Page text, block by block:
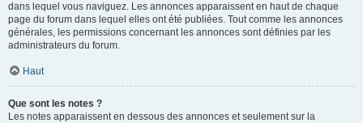
dans lequel vous naviguez. Les annonces apparaissent en haut de chaque
page du forum dans lequel elles ont été publiées. Tout comme les annonces
générales, les permissions concernant les annonces sont définies par les
administrateurs du forum.
Haut
Que sont les notes ?
Les notes apparaissent en dessous des annonces et seulement sur la